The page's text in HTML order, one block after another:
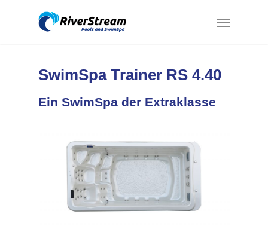
SwimSpa Trainer RS 4.40
Ein SwimSpa der Extraklasse